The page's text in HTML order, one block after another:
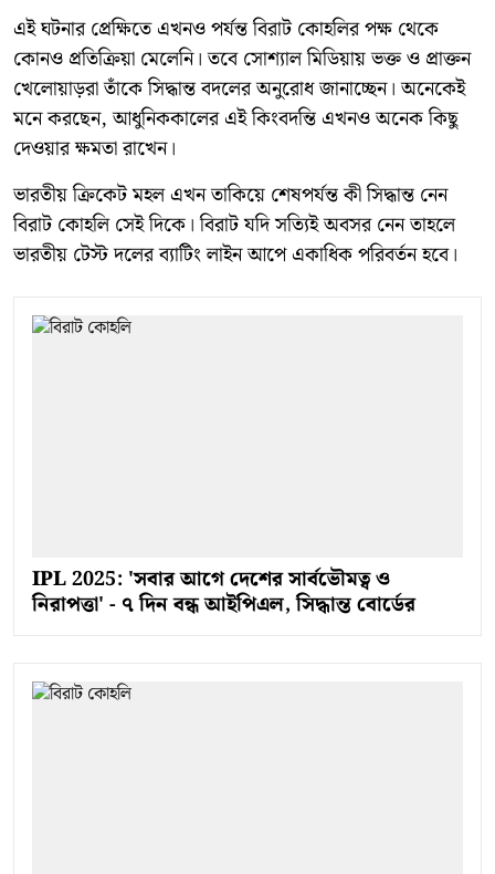
এই ঘটনার প্রেক্ষিতে এখনও পর্যন্ত বিরাট কোহলির পক্ষ থেকে
কোনও প্রতিক্রিয়া মেলেনি। তবে সোশ্যাল মিডিয়ায় ভক্ত ও প্রাক্তন
খেলোয়াড়রা তাঁকে সিদ্ধান্ত বদলের অনুরোধ জানাচ্ছেন। অনেকেই
মনে করছেন, আধুনিককালের এই কিংবদন্তি এখনও অনেক কিছু
দেওয়ার ক্ষমতা রাখেন।
ভারতীয় ক্রিকেট মহল এখন তাকিয়ে শেষপর্যন্ত কী সিদ্ধান্ত নেন
বিরাট কোহলি সেই দিকে। বিরাট যদি সত্যিই অবসর নেন তাহলে
ভারতীয় টেস্ট দলের ব্যাটিং লাইন আপে একাধিক পরিবর্তন হবে।
IPL 2025: 'সবার আগে দেশের সার্বভৌমত্ব ও
নিরাপত্তা' - ৭ দিন বন্ধ আইপিএল, সিদ্ধান্ত বোর্ডের